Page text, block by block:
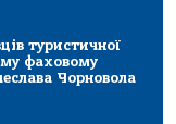
туристичної
фаховому
Чорновола